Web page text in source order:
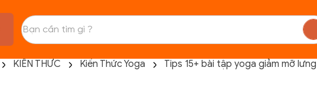
KIẾN THỨC Kiến Thức Yoga Tips 15+ bài tập yoga giảm mỡ